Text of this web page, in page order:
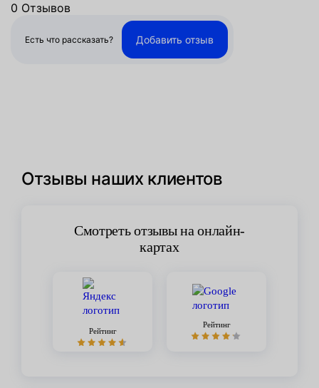
0 Отзывов
Есть что рассказать? Добавить отзыв
Отзывы наших клиентов
Смотреть отзывы на онлайн-
картах
Рейтинг
Рейтинг